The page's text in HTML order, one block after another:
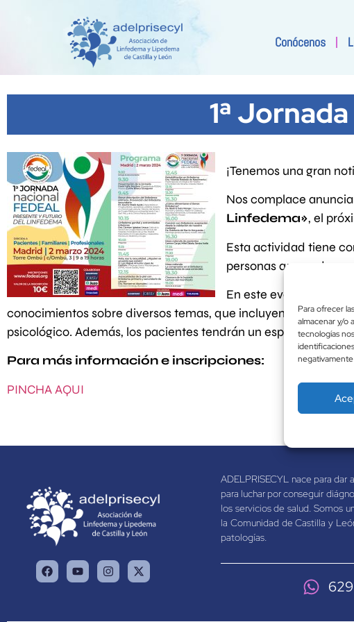
Para ofrecer
almacenar y/o
tecnologías
negativamente
Conócenos
1ª
¡Tenemos una gran
Nos complace
Linfedema», el
Esta actividad tiene
personas que
En este evento
conocimientos sobre diversos temas, que incluyen avances
psicológico. Además, los pacientes tendrán un espacio para
Para más información e inscripciones:
PINCHA AQUI
ADELPRISECYL nace para
para luchar por conseguir
los servicios de salud. Somos
la Comunidad de Castilla y
patologías.